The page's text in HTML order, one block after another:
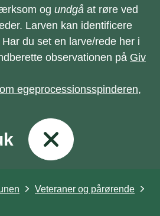
og undgå at røre ved
Larven kan identificere
Har du set en larve/rede her i
observationen på Giv
egeprocessionsspinderen,
Veteraner og pårørende